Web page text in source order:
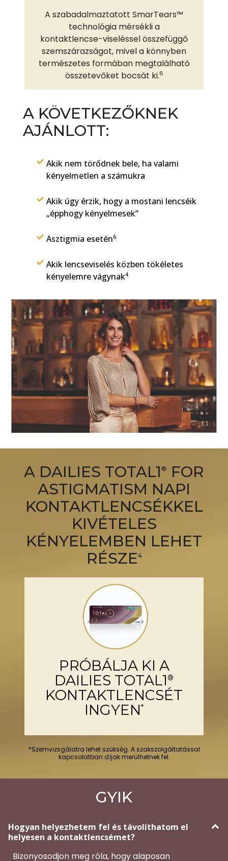
A szabadalmaztatott SmarTears™
technológia mérsékli a
kontaktlencse-viseléssel összefüggő
szemszárazságot, mivel a könnyben
természetes formában megtalálható
összetevőket bocsát ki.6
A KÖVETKEZŐKNEK
AJÁNLOTT:
Akik nem törődnek bele, ha valami
kényelmetlen a számukra
Akik úgy érzik, hogy a mostani lencséik
„épphogy kényelmesek”
Asztigmia esetén6
Akik lencseviselés közben tökéletes
kényelemre vágynak4
A DAILIES TOTAL1 ®
FOR
ASTIGMATISM NAPI
KONTAKTLENCSÉKKEL
KIVÉTELES
KÉNYELEMBEN LEHET
RÉSZE4
PRÓBÁLJA KI A
DAILIES TOTAL1 ®
KONTAKTLENCSÉT
INGYEN*
*Szemvizsgálatra lehet szükség. A szakszolgáltatással
kapcsolatban díjak merülhetnek fel.
GYIK
Hogyan helyezhetem fel és távolíthatom el
helyesen a kontaktlencsémet?
Bizonyosodjon meg róla, hogy alaposan